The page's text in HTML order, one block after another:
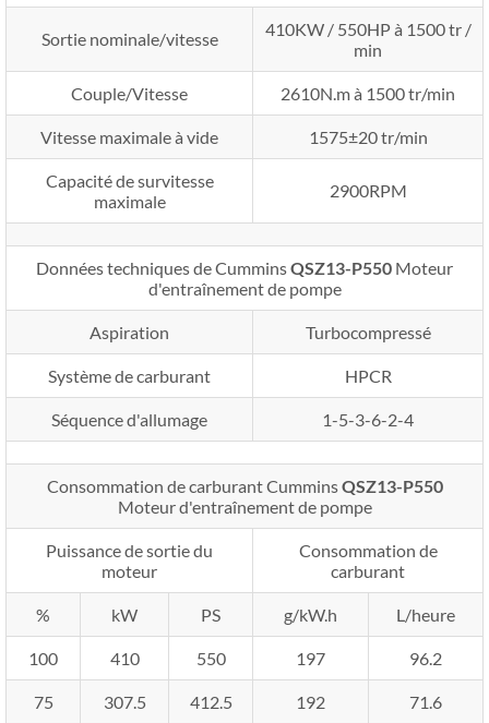
Sortie nominale/vitesse
410KW / 550HP à 1500 tr /
min
Couple/Vitesse 2610N.m à 1500 tr/min
Vitesse maximale à vide 1575±20 tr/min
Capacité de survitesse
maximale
2900RPM
Données techniques de CumminsQSZ13-P550 Moteur
d'entraînement de pompe
Aspiration Turbocompressé
Système de carburant HPCR
Séquence d'allumage 1-5-3-6-2-4
Consommation de carburant CumminsQSZ13-P550
Moteur d'entraînement de pompe
Puissance de sortie du
moteur
Consommation de
carburant
% kW PS g/kW.h L/heure
100 410 550 197 96.2
75 307.5 412.5 192 71.6